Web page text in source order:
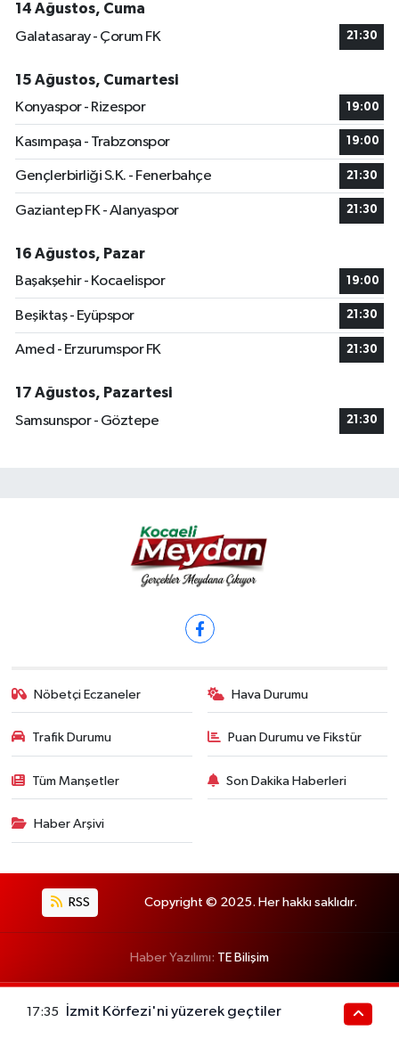
14 Ağustos, Cuma
Galatasaray - Çorum FK
21:30
15 Ağustos, Cumartesi
Konyaspor - Rizespor
19:00
Kasımpaşa - Trabzonspor 19:00
Gençlerbirliği S.K. - Fenerbahçe 21:30
Gaziantep FK - Alanyaspor 21:30
16 Ağustos, Pazar
Başakşehir - Kocaelispor
19:00
Beşiktaş - Eyüpspor 21:30
Amed - Erzurumspor FK 21:30
17 Ağustos, Pazartesi
Samsunspor - Göztepe
21:30
Nöbetçi Eczaneler Hava Durumu
Trafik Durumu Puan Durumu ve Fikstür
Tüm Manşetler Son Dakika Haberleri
Haber Arşivi
RSS Copyright © 2025. Her hakkı saklıdır.
Haber Yazılımı: TE Bilişim
17:35 İzmit Körfezi'ni yüzerek geçtiler